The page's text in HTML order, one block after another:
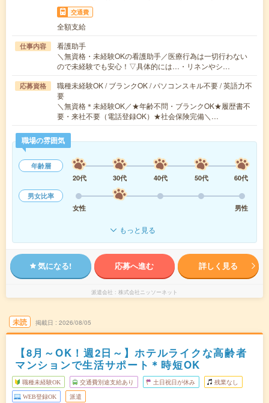
交通費
全額支給
仕事内容
看護助手
＼無資格・未経験OKの看護助手／医療行為は一切行わない
ので未経験でも安心！▽具体的には…・リネンやシ…
応募資格
職種未経験OK / ブランクOK / パソコンスキル不要 / 英語力不
要
＼無資格＊未経験OK／★年齢不問・ブランクOK★履歴書不
要・来社不要（電話登録OK）★社会保険完備＼…
職場の雰囲気
年齢層
20代
30代 40代 50代
60代
男女比率
女性
男性
もっと見る
気になる! 応募へ進む 詳しく見る
派遣会社 株式会社ニッソーネット
未読 掲載日 2026/08/05
【8月～OK！週2日～】ホテルライクな高齢者
マンションで生活サポート＊時短OK
職種未経験OK 交通費別途支給あり 土日祝日が休み 残業なし
WEB登録OK 派遣